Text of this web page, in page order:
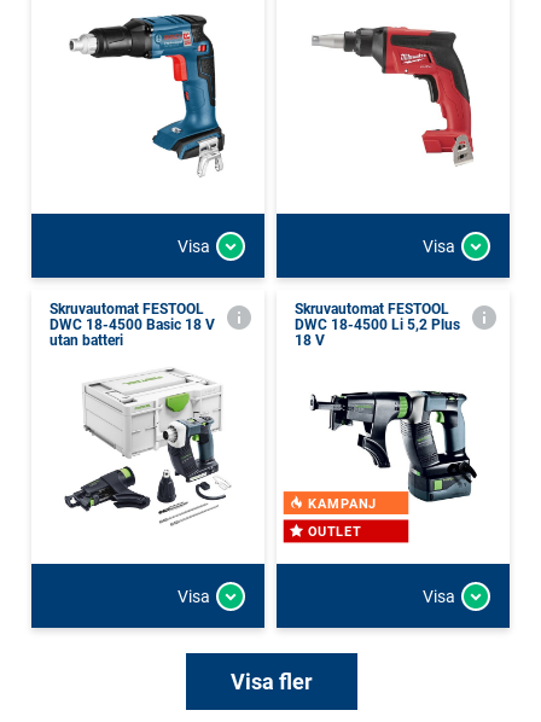
Visa Visa
Skruvautomat FESTOOL
DWC 18-4500 Basic 18 V
utan batteri
Visa
Skruvautomat FESTOOL
DWC 18-4500 Li 5,2 Plus
18 V
KAMPANJ
OUTLET
Visa
Visa fler